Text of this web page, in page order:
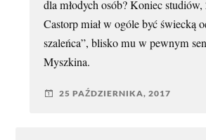
dla młodych osób? Koniec studiów,
Castorp miał w ogóle być świecką
szaleńca”, blisko mu w pewnym
Myszkina.
25 PAŹDZIERNIKA, 2017